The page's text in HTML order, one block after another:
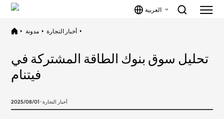
العربية
مدونة أخبار التجارة
تحليل سوق بنوك الطاقة المشتركة في
فيتنام
أخبار التجارة · 2025/08/01